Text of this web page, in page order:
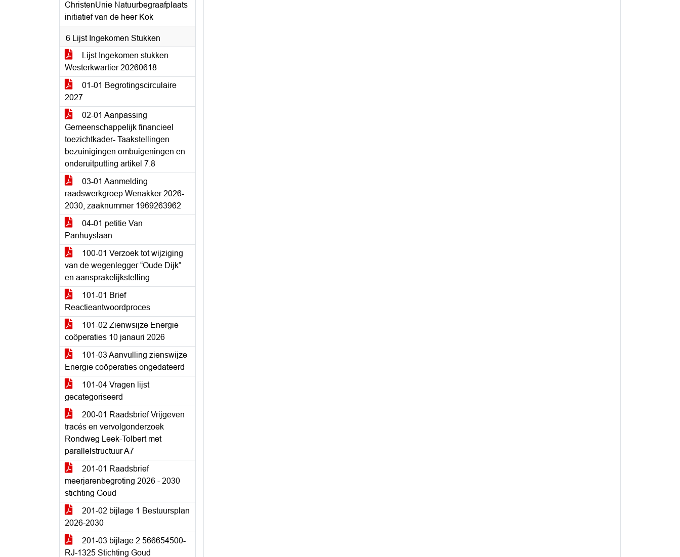
ChristenUnie Natuurbegraafplaats
initiatief van de heer Kok
6 Lijst Ingekomen Stukken
Lijst Ingekomen stukken
Westerkwartier 20260618
01-01 Begrotingscirculaire
2027
02-01 Aanpassing
Gemeenschappelijk financieel
toezichtkader- Taakstellingen
bezuinigingen ombuigeningen en
onderuitputting artikel 7.8
03-01 Aanmelding
raadswerkgroep Wenakker 2026-
2030, zaaknummer 1969263962
04-01 petitie Van
Panhuyslaan
100-01 Verzoek tot wijziging
van de wegenlegger “Oude Dijk”
en aansprakelijkstelling
101-01 Brief
Reactieantwoordproces
101-02 Zienwsijze Energie
coöperaties 10 janauri 2026
101-03 Aanvulling zienswijze
Energie coöperaties ongedateerd
101-04 Vragen lijst
gecategoriseerd
200-01 Raadsbrief Vrijgeven
tracés en vervolgonderzoek
Rondweg Leek-Tolbert met
parallelstructuur A7
201-01 Raadsbrief
meerjarenbegroting 2026 - 2030
stichting Goud
201-02 bijlage 1 Bestuursplan
2026-2030
201-03 bijlage 2 566654500-
RJ-1325 Stichting Goud